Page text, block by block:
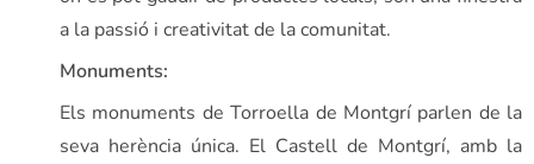
a la passió i creativitat de la comunitat.
Monuments:
Els monuments de Torroella de Montgrí parlen de la
seva herència única. El Castell de Montgrí, amb la